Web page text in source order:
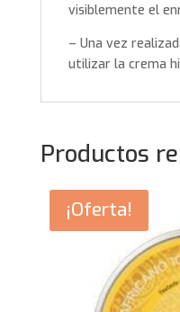
visiblemente el
– Una vez
utilizar la crema
Productos
¡Oferta!